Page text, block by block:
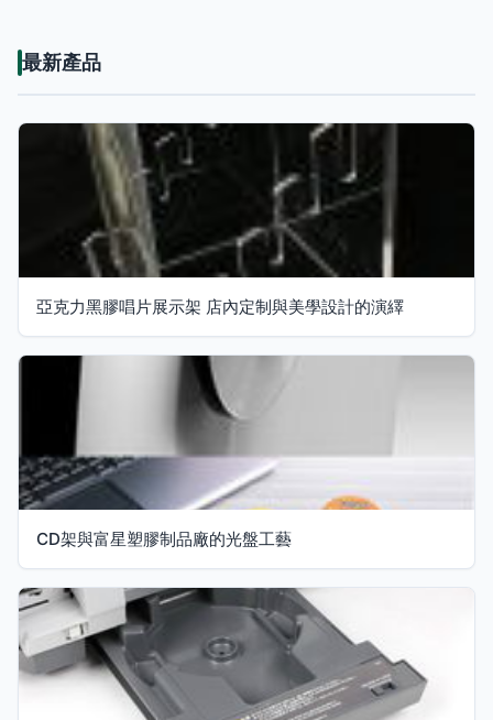
最新產品
亞克力黑膠唱片展示架 店內定制與美學設計的演繹
CD架與富星塑膠制品廠的光盤工藝